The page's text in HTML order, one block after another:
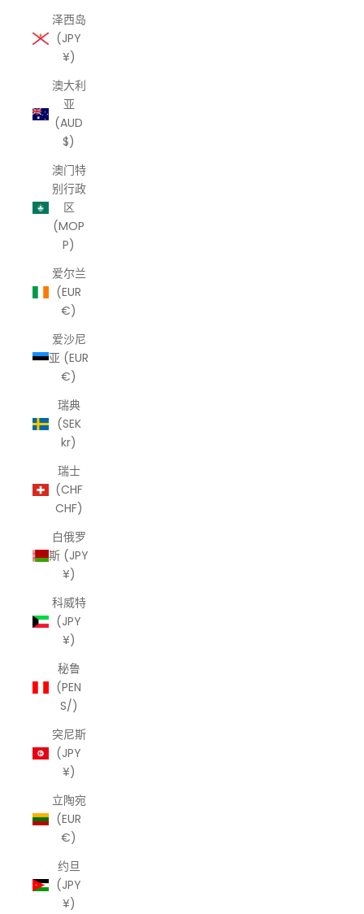
泽西岛
(JPY
¥)
澳大利
亚
(AUD
$)
澳门特
别行政
区
(MOP
P)
爱尔兰
(EUR
€)
爱沙尼
亚 (EUR
€)
瑞典
(SEK
kr)
瑞士
(CHF
CHF)
白俄罗
斯 (JPY
¥)
科威特
(JPY
¥)
秘鲁
(PEN
S/)
突尼斯
(JPY
¥)
立陶宛
(EUR
€)
约旦
(JPY
¥)